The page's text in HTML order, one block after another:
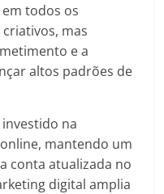
todos os
mas
e a
altos padrões de
na
mantendo um
conta atualizada no
digital amplia